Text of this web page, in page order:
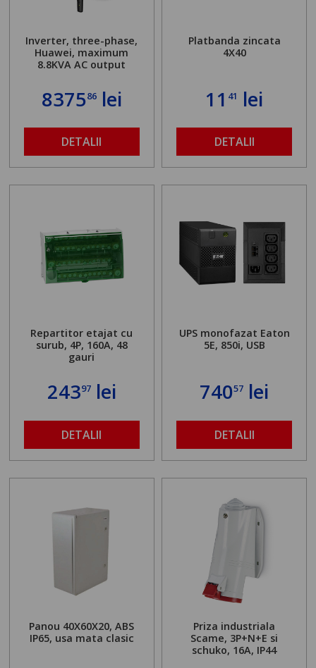
Inverter, three-phase,
Huawei, maximum
8.8KVA AC output
837586lei
DETALII
Platbanda zincata
4X40
11 41 lei
DETALII
Repartitor etajat cu
surub, 4P, 160A, 48
gauri
24397lei
DETALII
UPS monofazat Eaton
5E, 850i, USB
74057 lei
DETALII
Panou 40X60X20, ABS
IP65, usa mata clasic
Priza industriala
Scame, 3P+N+E si
schuko, 16A, IP44